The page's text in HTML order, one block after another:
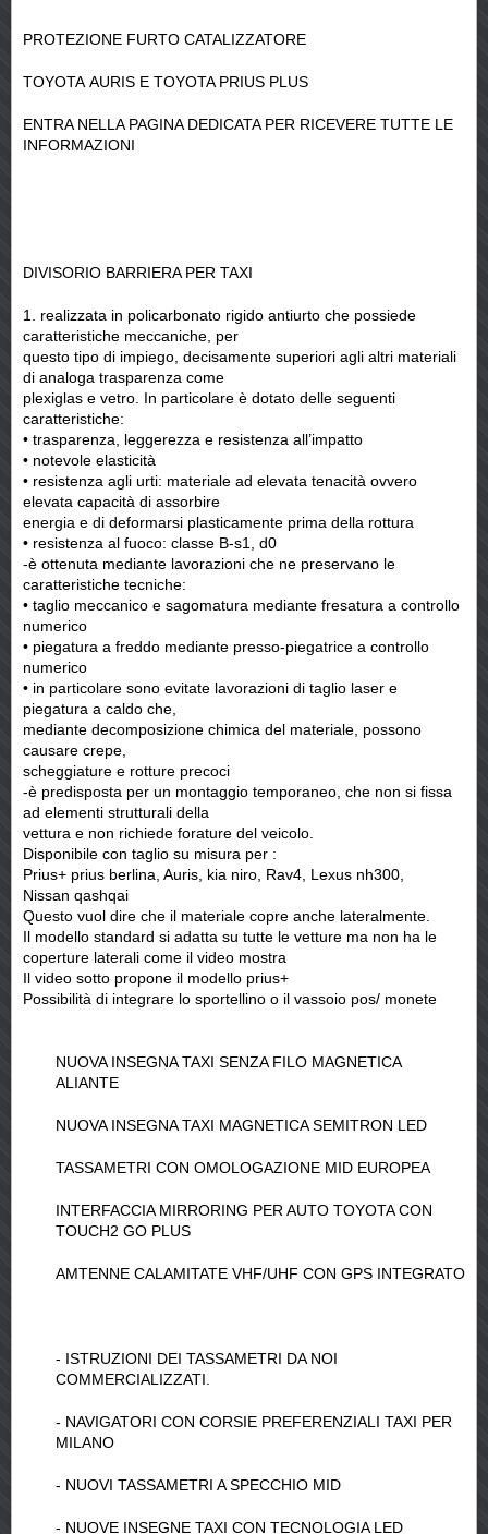
PROTEZIONE FURTO CATALIZZATORE
TOYOTA AURIS E TOYOTA PRIUS PLUS
ENTRA NELLA PAGINA DEDICATA PER RICEVERE TUTTE LE
INFORMAZIONI
DIVISORIO BARRIERA PER TAXI
realizzata in policarbonato rigido antiurto che possiede
caratteristiche meccaniche, per
questo tipo di impiego, decisamente superiori agli altri materiali
di analoga trasparenza come
plexiglas e vetro. In particolare è dotato delle seguenti
caratteristiche:
• trasparenza, leggerezza e resistenza all’impatto
• notevole elasticità
• resistenza agli urti: materiale ad elevata tenacità ovvero
elevata capacità di assorbire
energia e di deformarsi plasticamente prima della rottura
• resistenza al fuoco: classe B-s1, d0
-è ottenuta mediante lavorazioni che ne preservano le
caratteristiche tecniche:
• taglio meccanico e sagomatura mediante fresatura a controllo
numerico
• piegatura a freddo mediante presso-piegatrice a controllo
numerico
• in particolare sono evitate lavorazioni di taglio laser e
piegatura a caldo che,
mediante decomposizione chimica del materiale, possono
causare crepe,
scheggiature e rotture precoci
-è predisposta per un montaggio temporaneo, che non si fissa
ad elementi strutturali della
vettura e non richiede forature del veicolo.
Disponibile con taglio su misura per :
Prius+ prius berlina, Auris, kia niro, Rav4, Lexus nh300,
Nissan qashqai
Questo vuol dire che il materiale copre anche lateralmente.
Il modello standard si adatta su tutte le vetture ma non ha le
coperture laterali come il video mostra
Il video sotto propone il modello prius+
Possibilità di integrare lo sportellino o il vassoio pos/ monete
NUOVA INSEGNA TAXI SENZA FILO MAGNETICA
ALIANTE
NUOVA INSEGNA TAXI MAGNETICA SEMITRON LED
TASSAMETRI CON OMOLOGAZIONE MID EUROPEA
INTERFACCIA MIRRORING PER AUTO TOYOTA CON
TOUCH2 GO PLUS
AMTENNE CALAMITATE VHF/UHF CON GPS INTEGRATO
- ISTRUZIONI DEI TASSAMETRI DA NOI
COMMERCIALIZZATI.
- NAVIGATORI CON CORSIE PREFERENZIALI TAXI PER
MILANO
- NUOVI TASSAMETRI A SPECCHIO MID
- NUOVE INSEGNE TAXI CON TECNOLOGIA LED